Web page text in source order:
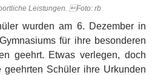
Leistungen. Foto: rb
wurden am 6. Dezember in
für ihre besonderen
geehrt. Etwas verlegen, doch
Schüler ihre Urkunden